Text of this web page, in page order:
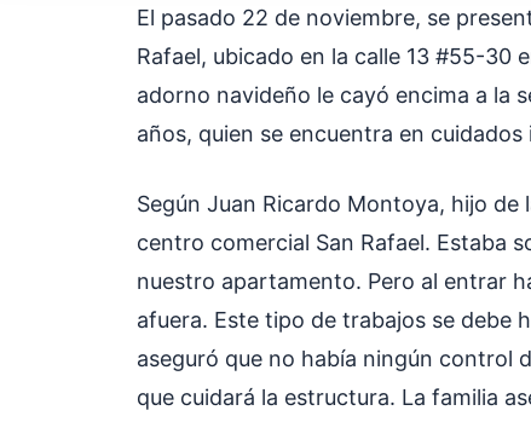
El pasado 22 de noviembre, se
Rafael, ubicado en la calle 13 #55-30
adorno navideño le cayó encima a la
años, quien se encuentra en
Según Juan Ricardo Montoya, hijo
centro comercial San Rafael. Estaba
nuestro apartamento. Pero al entrar
afuera. Este tipo de trabajos se debe
aseguró que no había ningún control
que cuidará la estructura. La familia